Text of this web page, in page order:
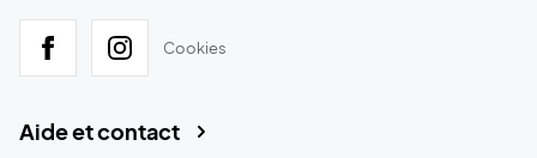
Cookies
Aide et contact